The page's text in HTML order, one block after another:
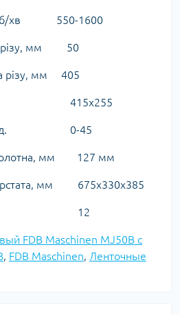
об/хв 550-1600
різу, мм 50
різу, мм 405
мм 415х255
град. 0-45
полотна, мм 127 мм
мм 675х330х385
кг 12
FDB Maschinen MJ50B с
, FDB Maschinen, Ленточные